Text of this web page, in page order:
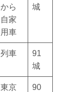
から
自家
用車
城
列車
91
城
東京
90